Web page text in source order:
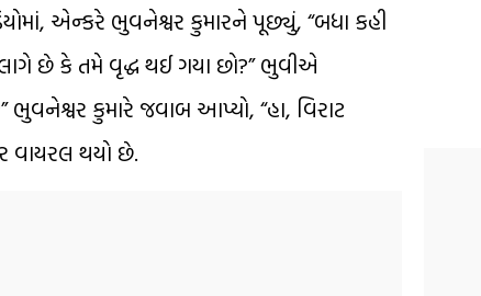
એન્કરે ભુવનેશ્વર કુમારને પૂછ્યું, “બધા કહી
લાગે છે કે તમે વૃદ્ધ થઈ ગયા છો?” ભુવીએ
કુમારે જવાબ આપ્યો, “હા, વિરાટ
વાયરલ થયો છે.